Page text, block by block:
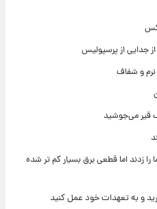
جدایی از پرسپولیس
و شفاف
قیر می‌جوشید
را زدند اما قطعی برق بسیار کم تر شده
و به تعهدات خود عمل کنید